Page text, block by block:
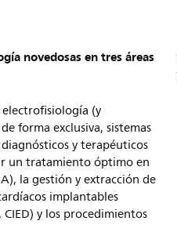
novedosas en tres áreas
(y
forma exclusiva, sistemas
y terapéuticos
un tratamiento óptimo en
la gestión y extracción de
implantables
y los procedimientos